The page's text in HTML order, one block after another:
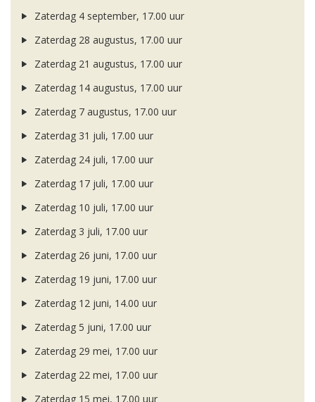
Zaterdag 4 september, 17.00 uur
Zaterdag 28 augustus, 17.00 uur
Zaterdag 21 augustus, 17.00 uur
Zaterdag 14 augustus, 17.00 uur
Zaterdag 7 augustus, 17.00 uur
Zaterdag 31 juli, 17.00 uur
Zaterdag 24 juli, 17.00 uur
Zaterdag 17 juli, 17.00 uur
Zaterdag 10 juli, 17.00 uur
Zaterdag 3 juli, 17.00 uur
Zaterdag 26 juni, 17.00 uur
Zaterdag 19 juni, 17.00 uur
Zaterdag 12 juni, 14.00 uur
Zaterdag 5 juni, 17.00 uur
Zaterdag 29 mei, 17.00 uur
Zaterdag 22 mei, 17.00 uur
Zaterdag 15 mei, 17.00 uur